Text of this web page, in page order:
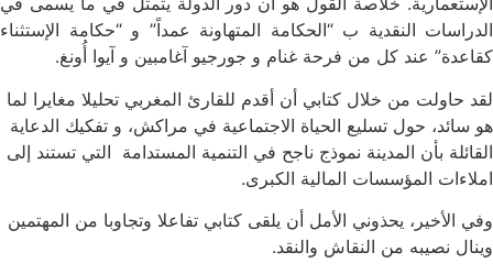
الدراسات النقدية ب “الحكامة المتهاونة عمداً” و “حكامة الإستثناء
كقاعدة” عند كل من فرحة غنام و جورجيو آغامبين و آيوا أُونغ.
لقد حاولت من خلال كتابي أن أقدم للقارئ المغربي تحليلا مغايرا لما
هو سائد، حول تسليع الحياة الاجتماعية في مراكش، و تفكيك الدعاية
القائلة بأن المدينة نموذج ناجح في التنمية المستدامة التي تستند إلى
املاءات المؤسسات المالية الكبرى.
وفي الأخير، يحذوني الأمل أن يلقى كتابي تفاعلا وتجاوبا من المهتمين
وينال نصيبه من النقاش والنقد.